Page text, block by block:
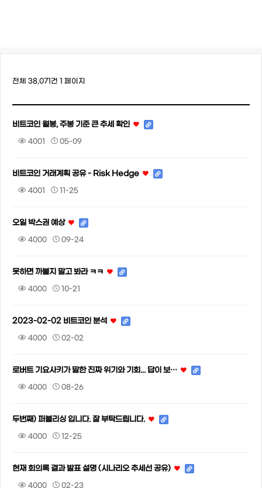
전체 38,071건 1 페이지
비트코인 월봉, 주봉 기준 큰 추세 확인
4001 05-09
비트코인 거래계획 공유 - Risk Hedge
4001 11-25
오일 박스권 예상
4000 09-24
못하면 까불지 말고 봐라 ㅋㅋ
4000 10-21
2023-02-02 비트코인 분석
4000 02-02
로버트 기요사키가 말한 진짜 위기와 기회... 답이 보…
4000 08-26
두번째) 퍼블리싱 입니다. 잘 부탁드립니다.
4000 12-25
현재 회의록 결과 발표 설명 (시나리오 추세선 공유)
4000 02-23